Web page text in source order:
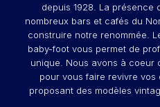
depuis 1928. La présence
nombreux bars et cafés du
construire notre renommée.
baby-foot vous permet de
unique. Nous avons à coeur
pour vous faire revivre vos
proposant des modèles